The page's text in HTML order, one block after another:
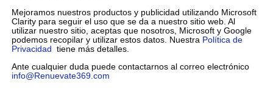
Mejoramos nuestros productos y publicidad utilizando Microsoft
Clarity para seguir el uso que se da a nuestro sitio web. Al
utilizar nuestro sitio, aceptas que nosotros, Microsoft y Google
podemos recopilar y utilizar estos datos. Nuestra Política de
Privacidad tiene más detalles.
Ante cualquier duda puede contactarnos al correo electrónico
info@Renuevate369.com